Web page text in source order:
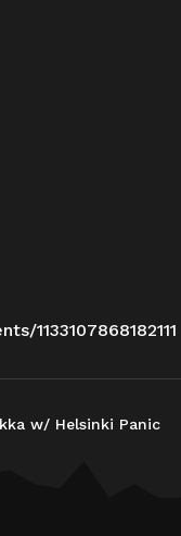
1133107868182111
w/ Helsinki Panic